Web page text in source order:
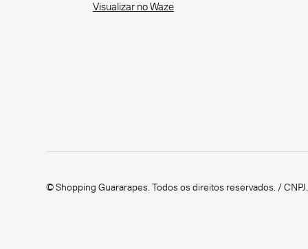
Visualizar no Waze
© Shopping Guararapes. Todos os direitos reservados. /